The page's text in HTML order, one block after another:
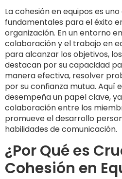
La cohesión en equipos es
fundamentales para el éxito
organización. En un entorno
colaboración y el trabajo en
para alcanzar los objetivos,
destacan por su capacidad
manera efectiva, resolver
por su confianza mutua. Aquí
desempeña un papel clave,
colaboración entre los
promueve el desarrollo
habilidades de comunicación.
¿Por Qué es
Cohesión en